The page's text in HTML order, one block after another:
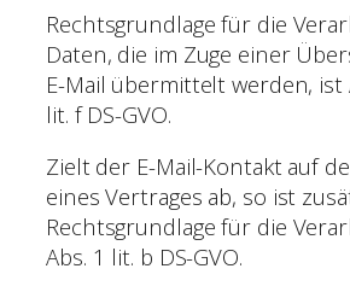
Rechtsgrundlage für die
Daten, die im Zuge einer
E-Mail übermittelt werden, ist
lit. f DS-GVO.
Zielt der E-Mail-Kontakt auf
eines Vertrages ab, so ist
Rechtsgrundlage für die
Abs. 1 lit. b DS-GVO.